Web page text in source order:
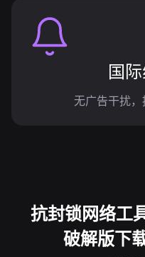
国
无广告干扰，
抗封锁网络工
破解版下